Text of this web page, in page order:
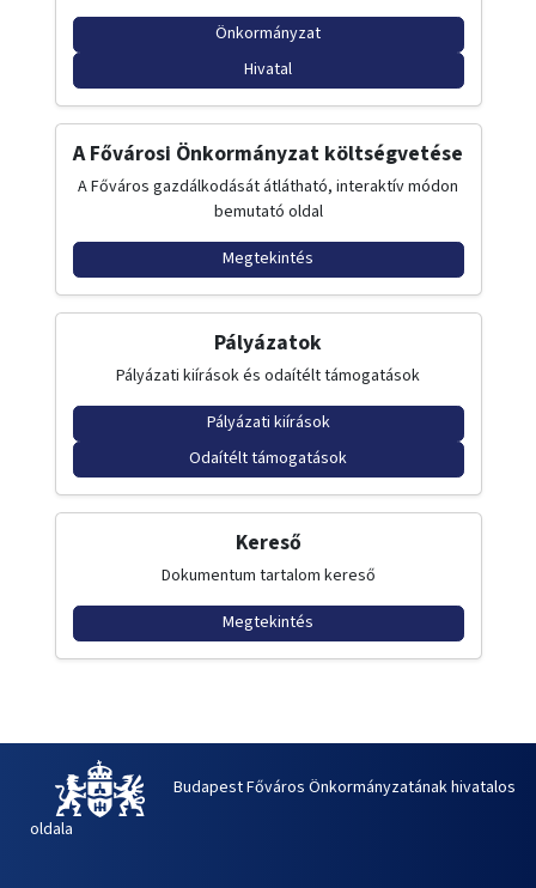
Önkormányzat
Hivatal
A Fővárosi Önkormányzat költségvetése
A Főváros gazdálkodását átlátható, interaktív módon
bemutató oldal
Megtekintés
Pályázatok
Pályázati kiírások és odaítélt támogatások
Pályázati kiírások
Odaítélt támogatások
Kereső
Dokumentum tartalom kereső
Megtekintés
Budapest Főváros Önkormányzatának hivatalos
oldala